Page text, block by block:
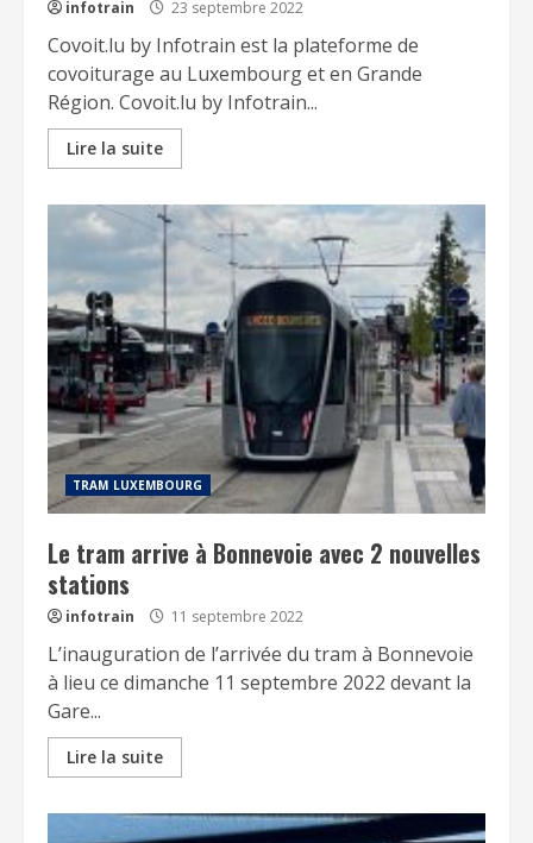
infotrain 23 septembre 2022
Covoit.lu by Infotrain est la plateforme de
covoiturage au Luxembourg et en Grande
Région. Covoit.lu by Infotrain...
Lire la suite
TRAM LUXEMBOURG
Le tram arrive à Bonnevoie avec 2 nouvelles
stations
infotrain 11 septembre 2022
L’inauguration de l’arrivée du tram à Bonnevoie
à lieu ce dimanche 11 septembre 2022 devant la
Gare...
Lire la suite